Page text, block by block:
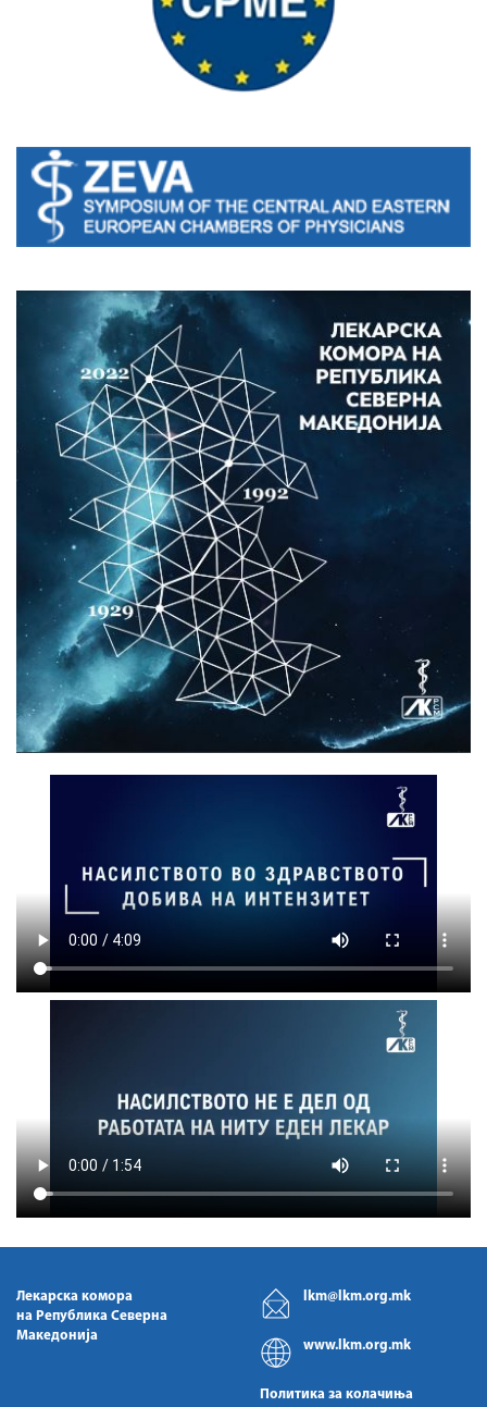
Лекарска комора
на Република Северна
Македонија
lkm@lkm.org.mk
www.lkm.org.mk
Политика за колачиња